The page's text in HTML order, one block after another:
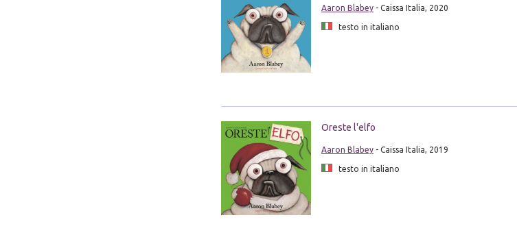
Aaron Blabey- Caissa Italia, 2020
testo in italiano
Oreste l'elfo
Aaron Blabey- Caissa Italia, 2019
testo in italiano